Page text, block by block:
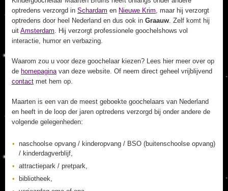
optredens verzorgd in Schardam en Nieuwe Krim, maar hij verzorgt
optredens door heel Nederland en dus ook in Graauw. Zelf komt hij
uit Amsterdam. Hij verzorgt professionele goochelshows vol
interactie, humor en verbazing.
Waarom zou u voor deze goochelaar kiezen? Lees hier meer over op
de homepaginavan deze website. Of neem direct geheel vrijblijvend
contact met hem op.
Maarten is een van de meest geboekte goochelaars van Nederland
en heeft in de loop der jaren optredens verzorgd bij onder andere de
volgende gelegenheden:
naschoolse opvang / kinderopvang / BSO (buitenschoolse opvang)
/ kinderdagverblijf,
attractiepark / pretpark,
bibliotheek,